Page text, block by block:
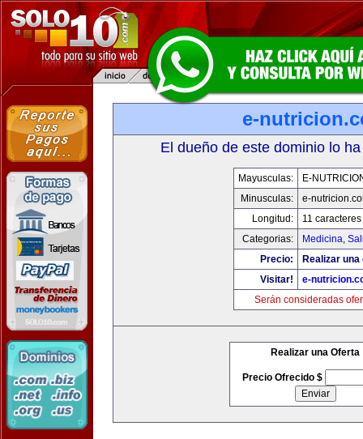
e-
El dueño de este dominio lo
Mayusculas:
E-
Minusculas:
e-
Longitud:
11 caracteres
Categorias:
Medicina,
Precio:
Realizar
Visitar!
e-
Serán consideradas
Realizar una Oferta
Precio Ofrecido $